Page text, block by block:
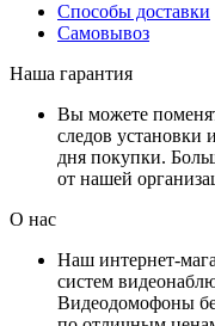
Способы доставки
Самовывоз
Наша гарантия
Вы можете
следов установки
дня покупки.
от нашей
О нас
Наш интернет-
систем
Видеодомофоны